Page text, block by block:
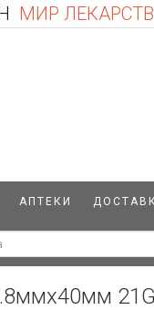
МИР ЛЕКАРСТВ
АПТЕКИ